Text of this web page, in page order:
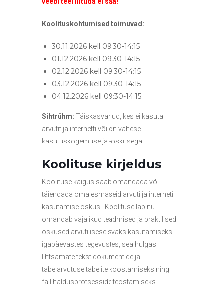
Koolituskohtumised toimuvad:
30.11.2026 kell 09:30-14:15
01.12.2026 kell 09:30-14:15
02.12.2026 kell 09:30-14:15
03.12.2026 kell 09:30-14:15
04.12.2026 kell 09:30-14:15
Sihtrühm: Täiskasvanud, kes ei kasuta
arvutit ja internetti või on vähese
kasutuskogemuse ja -oskusega.
Koolituse kirjeldus
Koolituse käigus saab omandada või
täiendada oma esmaseid arvuti ja interneti
kasutamise oskusi. Koolituse läbinu
omandab vajalikud teadmised ja praktilised
oskused arvuti iseseisvaks kasutamiseks
igapäevastes tegevustes, sealhulgas
lihtsamate tekstidokumentide ja
tabelarvutuse tabelite koostamiseks ning
failihaldusprotsesside teostamiseks.